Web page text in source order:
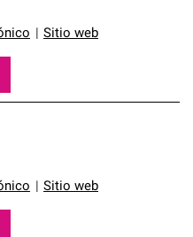
Sitio web
Sitio web